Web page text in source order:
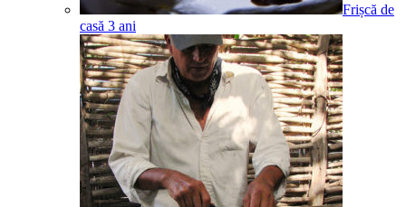
Frișcă de
casă 3 ani